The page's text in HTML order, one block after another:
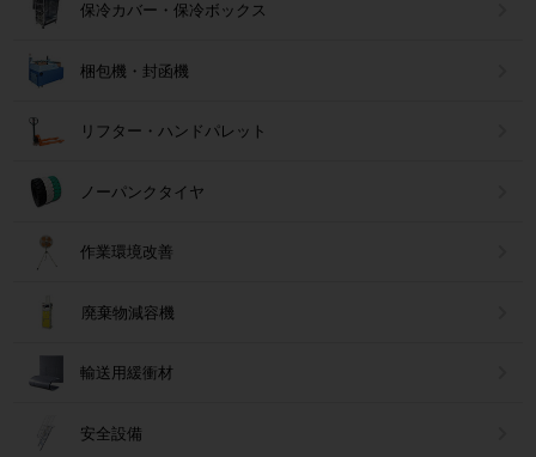
保冷カバー・保冷ボックス
梱包機・封函機
リフター・ハンドパレット
ノーパンクタイヤ
作業環境改善
廃棄物減容機
輸送用緩衝材
安全設備